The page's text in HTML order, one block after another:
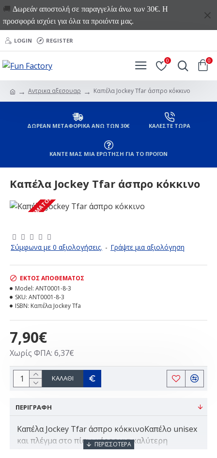
🚚 Δωρεάν αποστολή σε παραγγελία άνω των 30€. Η
προσφορά ισχύει για όλα τα προιόντα μας.
LOGIN REGISTER
0 0
Αντρικα αξεσουαρ Καπέλα Jockey Tfar άσπρο κόκκινο
ΔΩΡΕΑΝ ΜΕΤΑΦΟΡΙΚΑ ΑΝΩ ΤΩΝ 30€ ΚΑΛΕΣΤΕ ΤΩΡΑ
ΚΑΝΤΕ ΜΑΣ ΜΙΑ ΕΡΩΤΗΣΗ ΓΙΑ ΤΟ ΠΡΟΪΟΝ
Καπέλα Jockey Tfar άσπρο κόκκινο
ΕΚΤΌΣ ΑΠΟΘΈΜΑΤΟΣ
Σύμφωνα με 0 αξιολογήσεις. - Γράψτε μια αξιολόγηση
7,90€
Χωρίς ΦΠΑ: 6,37€
ΕΚΤΌΣ ΑΠΟΘΈΜΑΤΟΣ
Model: ANT0001-8-3
SKU: ANT0001-8-3
ISBN: Καπέλα Jockey Tfa
ΚΑΛΆΘΙ
ΠΕΡΙΓΡΑΦΗ
Καπέλα Jockey Tfar άσπρο κόκκινοΚαπέλο unisex
και πλέγμα στο πίσω μέρος για καλύτερη
διαπνοή.Χαρακτηριστικά:Σύνθεση: 100%